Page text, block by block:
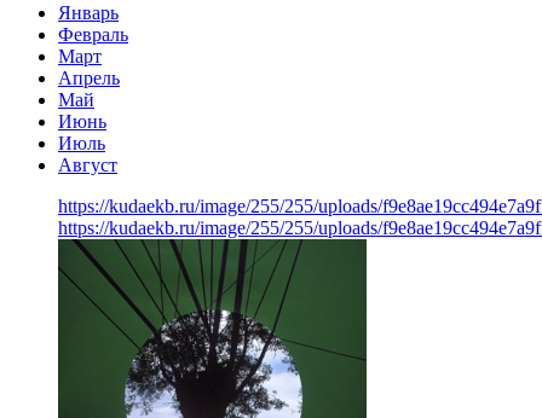
Январь
Февраль
Март
Апрель
Май
Июнь
Июль
Август
https://kudaekb.ru/image/255/255/uploads/
https://kudaekb.ru/image/255/255/uploads/